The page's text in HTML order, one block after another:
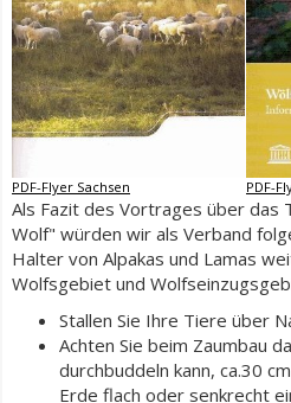
PDF-Flyer Sachsen PDF-
Als Fazit des Vortrages über das
Wolf" würden wir als Verband
Halter von Alpakas und Lamas
Wolfsgebiet und
Stallen Sie Ihre Tiere über
Achten Sie beim Zaumbau
durchbuddeln kann, ca.30
Erde flach oder senkrecht